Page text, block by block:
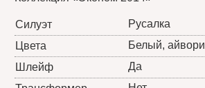
Силуэт
Русалка
Цвета
Белый, айвори
Шлейф
Да